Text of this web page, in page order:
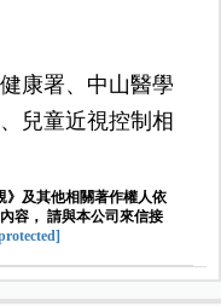
康署、中山醫學
兒童近視控制相
》及其他相關著作權人依
容， 請與本公司來信接